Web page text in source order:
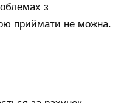
з
приймати не можна.